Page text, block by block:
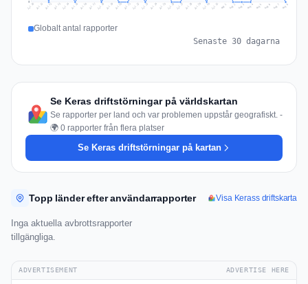
Jul 10 Jul 11 Jul 12 Jul 13 Jul 14 Jul 15 Jul 16 Jul 17 Jul 18 Jul 19 Jul 20 Jul 21 Jul 22 Jul 23 Jul 24 Jul 25 Jul 26 Jul 27 Jul 28 Jul 29 Jul 30 Jul 31 Aug 1 Aug 2 Aug 3 Aug 4 Aug 5 Aug 6 Aug 7 Aug 8
Globalt antal rapporter
Senaste 30 dagarna
Se Keras driftstörningar på världskartan
Se rapporter per land och var problemen uppstår geografiskt. -
🌍 0 rapporter från flera platser
Se Keras driftstörningar på kartan
Topp länder efter användarrapporter Visa Kerass driftskarta
Inga aktuella avbrottsrapporter
tillgängliga.
ADVERTISEMENT ADVERTISE HERE